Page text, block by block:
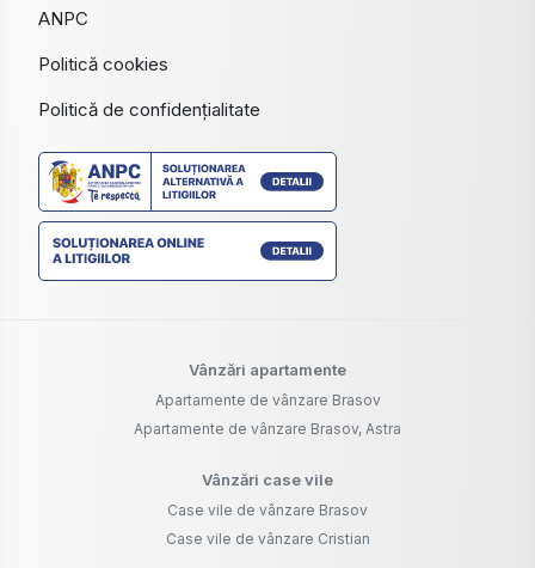
ANPC
Politică cookies
Politică de confidențialitate
Vânzări apartamente
Apartamente de vânzare Brasov
Apartamente de vânzare Brasov, Astra
Vânzări case vile
Case vile de vânzare Brasov
Case vile de vânzare Cristian